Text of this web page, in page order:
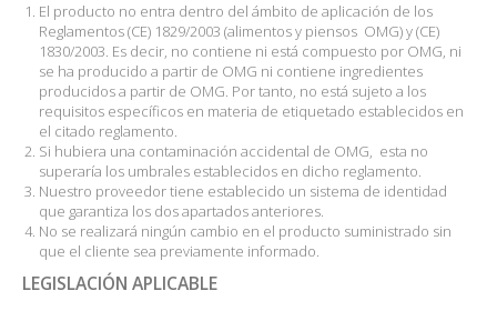
El producto no entra dentro del ámbito de aplicación de los
Reglamentos (CE) 1829/2003 (alimentos y piensos OMG) y (CE)
1830/2003. Es decir, no contiene ni está compuesto por OMG, ni
se ha producido a partir de OMG ni contiene ingredientes
producidos a partir de OMG. Por tanto, no está sujeto a los
requisitos específicos en materia de etiquetado establecidos en
el citado reglamento.
Si hubiera una contaminación accidental de OMG, esta no
superaría los umbrales establecidos en dicho reglamento.
Nuestro proveedor tiene establecido un sistema de identidad
que garantiza los dos apartados anteriores.
No se realizará ningún cambio en el producto suministrado sin
que el cliente sea previamente informado.
LEGISLACIÓN APLICABLE